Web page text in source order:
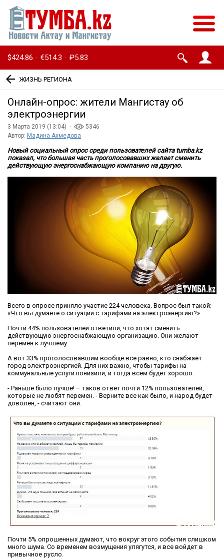
$424.86 · €514.3 · ₽5.83
ЖИЗНЬ РЕГИОНА
Онлайн-опрос: жители Мангистау об
электроэнергии
3 Марта 2019 (13:04) ·
5346
Автор: Мадина Ахмедова
Новый социальный опрос среди пользователей сайта tumba.kz
показал, что большая часть проголосовавших желает сменить
действующую энергоснабжающую компанию на другую.
Всего в опросе приняло участие 224 человека. Вопрос был такой:
«Что вы думаете о ситуации с тарифами на электроэнергию?»
Почти 44% пользователей ответили, что хотят сменить
действующую энергоснабжающую организацию. Они желают
перемен к лучшему.
А вот 33% проголосовавшим вообще все равно, кто снабжает
город электроэнергией. Для них важно, чтобы тарифы на
коммунальные услуги понизили, и тогда всем будет хорошо.
- Раньше было лучше! – таков ответ почти 12% пользователей,
которые не любят перемен. - Верните все как было, и народ будет
доволен, - считают они.
Почти 5% опрошенных думают, что вокруг этого события слишком
много шума. Со временем возмущения улягутся, и все войдет в
привычное русло.